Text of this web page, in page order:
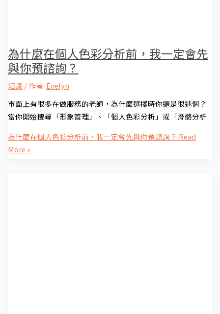
為什麼在個人色彩分析前，我一定會先
與你預諮詢？
知識 / 作者: Evelyn
市面上有很多在做服務的老師，為什麼選擇時你還是很迷惘？
當你開始搜尋「形象管理」、「個人色彩分析」或「骨骼分析
為什麼在個人色彩分析前，我一定會先與你預諮詢？ Read
More »